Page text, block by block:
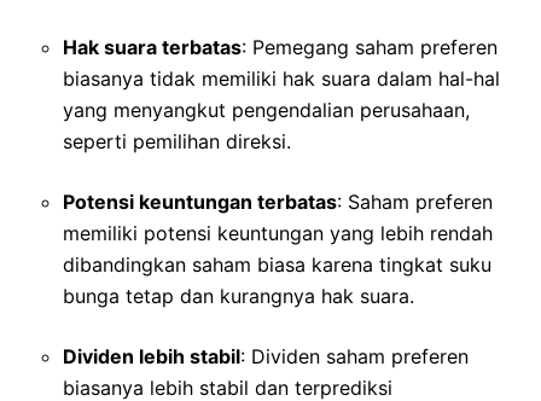
Hak suara terbatas: Pemegang saham preferen
biasanya tidak memiliki hak suara dalam hal-hal
yang menyangkut pengendalian perusahaan,
seperti pemilihan direksi.
Potensi keuntungan terbatas: Saham preferen
memiliki potensi keuntungan yang lebih rendah
dibandingkan saham biasa karena tingkat suku
bunga tetap dan kurangnya hak suara.
Dividen lebih stabil: Dividen saham preferen
biasanya lebih stabil dan terprediksi